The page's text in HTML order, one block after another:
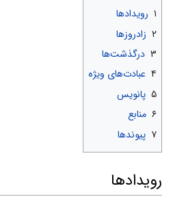
۱ رویدادها
۲ زادروزها
۳ درگذشت‌ها
۴ عبادت‌های ویژه
۵ پانویس
۶ منابع
۷ پیوندها
رویدادها